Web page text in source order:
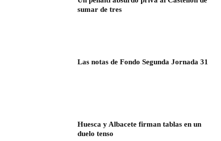
sumar de tres
Las notas de Fondo Segunda Jornada 31
Huesca y Albacete firman tablas en un
duelo tenso